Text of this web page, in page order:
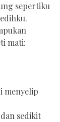
sepertiku
mati:
menyelip
sedikit